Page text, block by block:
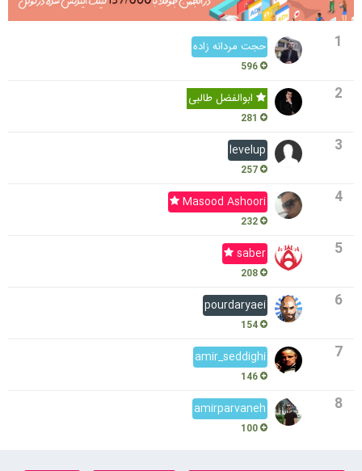
1 حجت مردانه زاده
2 ابوالفضل طالبی
3
levelup
4
Masood Ashoori
5
saber
6
pourdaryaei
7
amir_seddighi
8
amirparvaneh